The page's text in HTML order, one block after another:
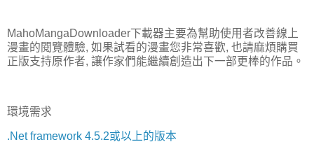
MahoMangaDownloader下載器主要為幫助使用者改善線上
漫畫的閱覽體驗, 如果試看的漫畫您非常喜歡, 也請麻煩購買
正版支持原作者, 讓作家們能繼續創造出下一部更棒的作品。
環境需求
.Net framework 4.5.2或以上的版本